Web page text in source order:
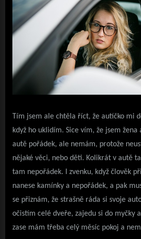
Tím jsem ale chtěla říct, že autíčko mi
když ho uklidím. Sice vím, že jsem
autě pořádek, ale nemám, protože
nějaké věci, nebo děti. Kolikrát v autě
tam nepořádek. I zvenku, když člověk
nanese kamínky a nepořádek, a pak
se přiznám, že strašně ráda si svoje
očistím celé dveře, zajedu si do myčky
zase mám třeba celý měsíc pokoj a